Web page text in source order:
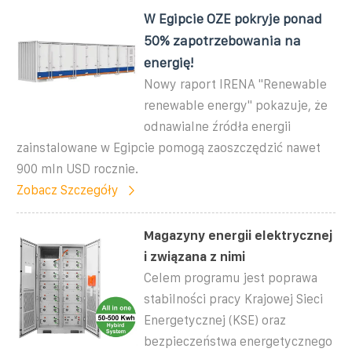
W Egipcie OZE pokryje ponad
50% zapotrzebowania na
energię!
Nowy raport IRENA "Renewable
renewable energy" pokazuje, że
odnawialne źródła energii
zainstalowane w Egipcie pomogą zaoszczędzić nawet
900 mln USD rocznie.
Zobacz Szczegóły
Magazyny energii elektrycznej
i związana z nimi
Celem programu jest poprawa
stabilności pracy Krajowej Sieci
Energetycznej (KSE) oraz
bezpieczeństwa energetycznego